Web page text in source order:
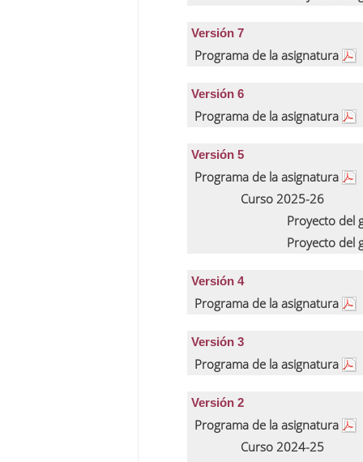
Versión 7
Programa de la asignatura
Versión 6
Programa de la asignatura
Versión 5
Programa de la asignatura
Curso 2025-26
Proyecto del
Proyecto del
Versión 4
Programa de la asignatura
Versión 3
Programa de la asignatura
Versión 2
Programa de la asignatura
Curso 2024-25